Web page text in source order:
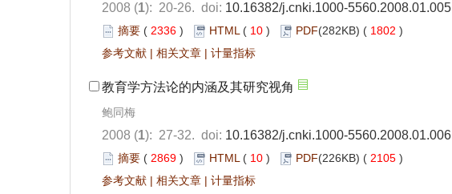
2008 (1): 20-26. doi: 10.16382/j.cnki.1000-5560.2008.01.005
摘要 ( 2336 ) HTML ( 10 ) PDF(282KB) ( 1802 )
参考文献 | 相关文章 | 计量指标
教育学方法论的内涵及其研究视角
鲍同梅
2008 (1): 27-32. doi: 10.16382/j.cnki.1000-5560.2008.01.006
摘要 ( 2869 ) HTML ( 10 ) PDF(226KB) ( 2105 )
参考文献 | 相关文章 | 计量指标